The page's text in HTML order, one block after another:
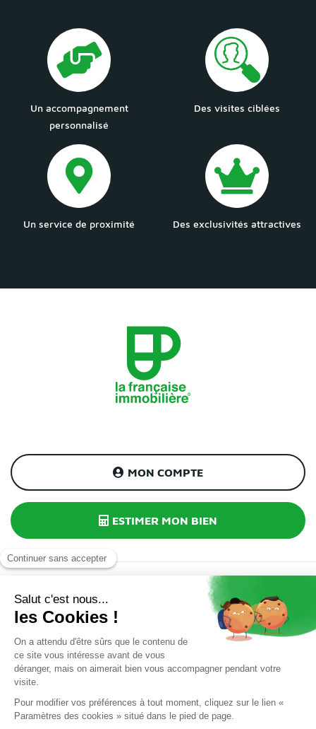
Un accompagnement
personnalisé
Des visites ciblées
Un service de proximité Des exclusivités attractives
MON COMPTE
ESTIMER MON BIEN
INSCRIPTION À NOTRE NEWSLETTER
J’accepte la politique de confidentialité.*
J'accepte de recevoir par e-mail des informations et offres
de La Française Immobilière. Ces e-mails peuvent contenir
des technologies de suivi (pixels) permettant de mesurer
leur ouverture et d'améliorer nos communications. Je peux